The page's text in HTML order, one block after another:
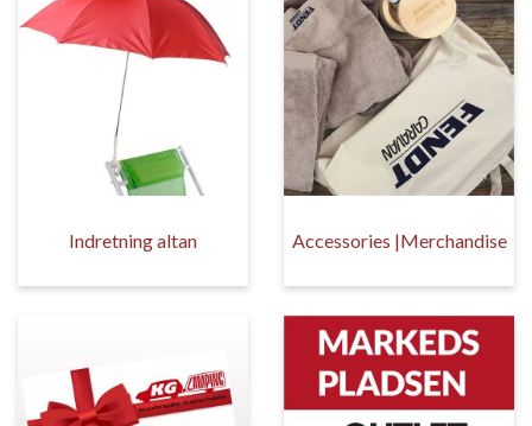
Indretning altan Accessories |Merchandise